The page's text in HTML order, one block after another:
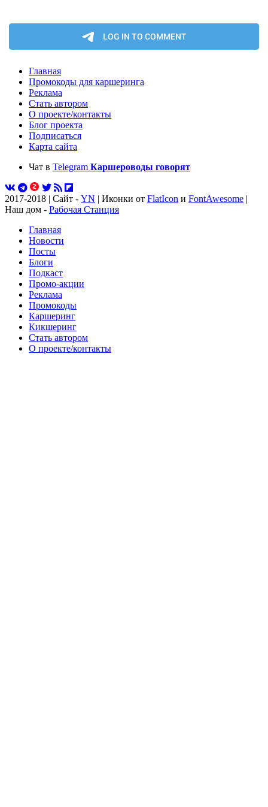
Главная
Промокоды для каршеринга
Реклама
Стать автором
О проекте/контакты
Блог проекта
Подписаться
Карта сайта
Чат в Telegram Каршероводы говорят
2017-2018 | Сайт - YN | Иконки от FlatIcon и FontAwesome |
Наш дом - Рабочая Станция
Главная
Новости
Посты
Блоги
Подкаст
Промо-акции
Реклама
Промокоды
Каршеринг
Кикшеринг
Стать автором
О проекте/контакты